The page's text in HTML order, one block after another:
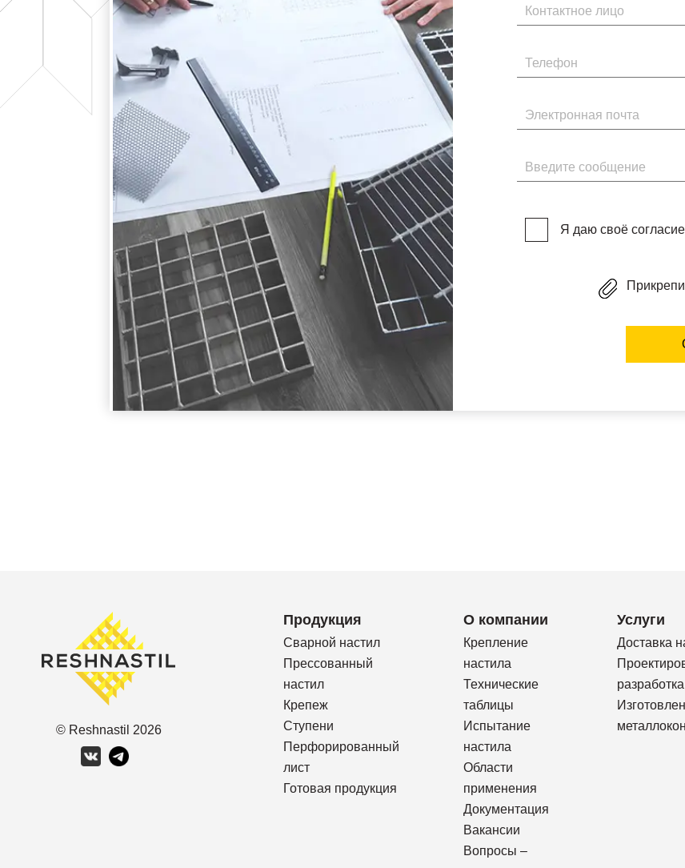
Имя
Телефон
Электронная почта
Введите сообщение
Я даю своё
© Reshnastil 2026
Продукция
Сварной настил
Прессованный
настил
Крепеж
Ступени
Перфорированный
лист
Готовая продукция
О компании
Крепление
настила
Технические
таблицы
Испытание
настила
Области
применения
Документация
Вакансии
Вопросы –
Услуги
Доставка